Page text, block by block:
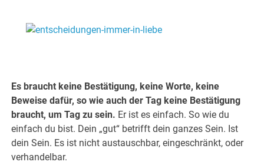
Es braucht keine Bestätigung, keine Worte, keine
Beweise dafür, so wie auch der Tag keine Bestätigung
braucht, um Tag zu sein. Er ist es einfach. So wie du
einfach du bist. Dein „gut“ betrifft dein ganzes Sein. Ist
dein Sein. Es ist nicht austauschbar, eingeschränkt, oder
verhandelbar.